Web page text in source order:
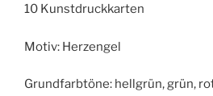
10 Kunstdruckkarten
Motiv: Herzengel
Grundfarbtöne: hellgrün, grün,